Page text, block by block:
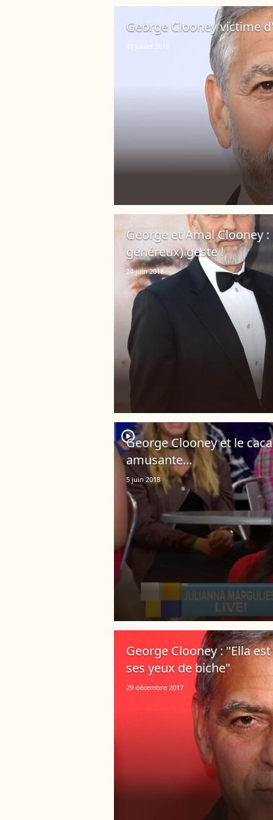
George Clooney victime
10 juillet 2018
George et Amal Clooney
généreux) geste !
24 juin 2018
player2
George Clooney et le
amusante...
5 juin 2018
George Clooney : "Ella
ses yeux de biche"
29 décembre 2017